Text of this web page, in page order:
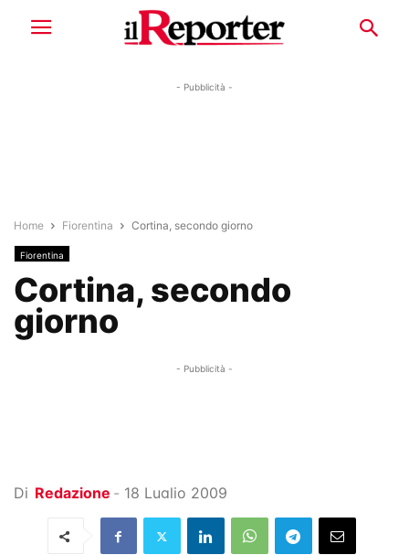
- Pubblicità -
Home Fiorentina Cortina, secondo giorno
Fiorentina
Cortina, secondo
giorno
- Pubblicità -
Di Redazione - 18 Luglio 2009